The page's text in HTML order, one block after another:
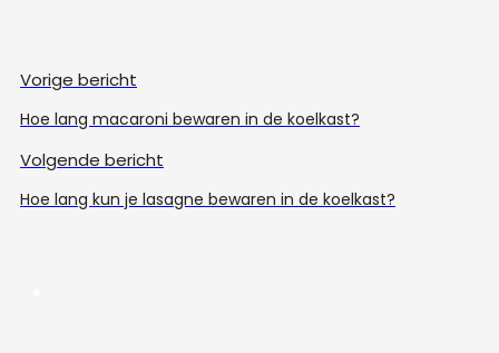
Vorige bericht
Hoe lang macaroni bewaren in de koelkast?
Volgende bericht
Hoe lang kun je lasagne bewaren in de koelkast?